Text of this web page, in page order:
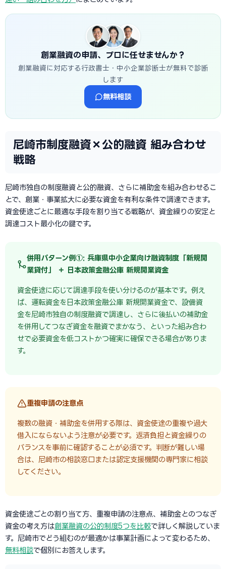
創業融資の申請、プロに任せませんか？
創業融資に対応する行政書士・中小企業診断士が無料で診断
します
無料相談
尼崎市制度融資×公的融資 組み合わせ
戦略
尼崎市独自の制度融資と公的融資、さらに補助金を組み合わせるこ
とで、創業・事業拡大に必要な資金を有利な条件で調達できます。
資金使途ごとに最適な手段を割り当てる戦略が、資金繰りの安定と
調達コスト最小化の鍵です。
併用パターン例①: 兵庫県中小企業向け融資制度「新規開
業貸付」 ＋ 日本政策金融公庫 新規開業資金
資金使途に応じて調達手段を使い分けるのが基本です。例え
ば、運転資金を日本政策金融公庫 新規開業資金で、設備資
金を尼崎市独自の制度融資で調達し、さらに後払いの補助金
を併用してつなぎ資金を融資でまかなう、といった組み合わ
せで必要資金を低コストかつ確実に確保できる場合がありま
す。
重複申請の注意点
複数の融資・補助金を併用する際は、資金使途の重複や過大
借入にならないよう注意が必要です。返済負担と資金繰りの
バランスを事前に確認することが必須です。判断が難しい場
合は、尼崎市の相談窓口または認定支援機関の専門家に相談
してください。
資金使途ごとの割り当て方、重複申請の注意点、補助金とのつなぎ
資金の考え方は創業融資の公的制度5つを比較で詳しく解説していま
す。尼崎市でどう組むのが最適かは事業計画によって変わるため、
無料相談で個別にお答えします。